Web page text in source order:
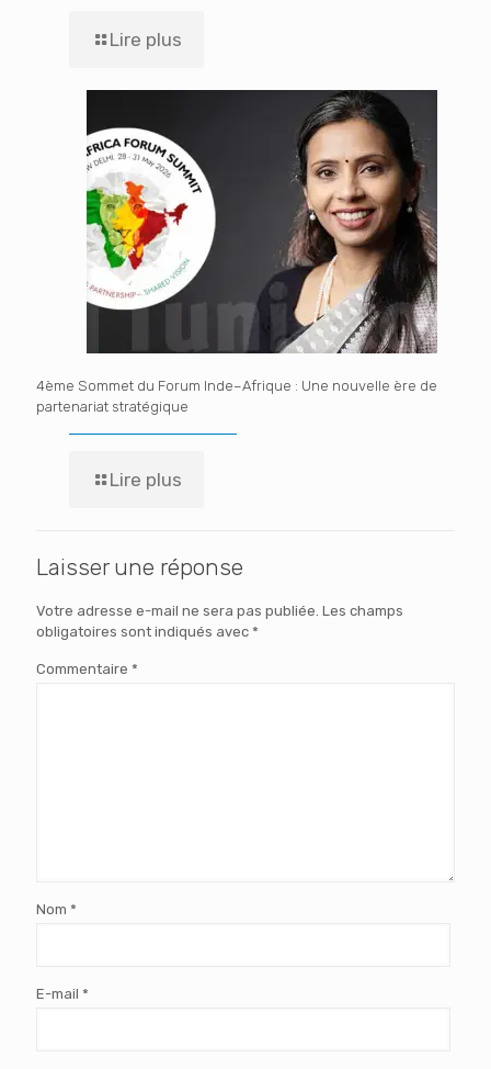
Lire plus
4ème Sommet du Forum Inde–Afrique : Une nouvelle ère de
partenariat stratégique
Lire plus
Laisser une réponse
Votre adresse e-mail ne sera pas publiée. Les champs
obligatoires sont indiqués avec *
Commentaire *
Nom *
E-mail *